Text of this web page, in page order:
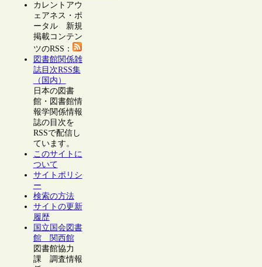
カレントアウ
ェアネス・ポ
ータル 新規
掲載コンテン
ツのRSS：
図書館関係雑
誌目次RSS集
（国内）
日本の図書
館・図書館情
報学関係情報
誌の目次を
RSSで配信し
ています。
このサイトに
ついて
サイトポリシ
ー
検索の方法
サイトの更新
履歴
国立国会図書
館 関西館
図書館協力
課 調査情報